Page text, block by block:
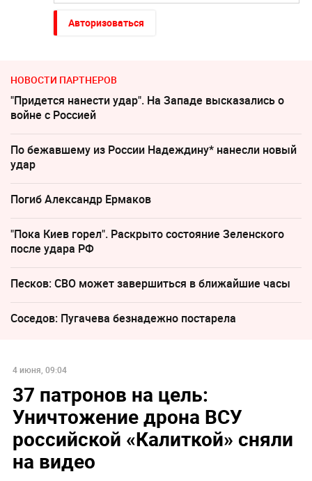
Авторизоваться
НОВОСТИ ПАРТНЕРОВ
"Придется нанести удар". На Западе высказались о
войне с Россией
По бежавшему из России Надеждину* нанесли новый
удар
Погиб Александр Ермаков
"Пока Киев горел". Раскрыто состояние Зеленского
после удара РФ
Песков: СВО может завершиться в ближайшие часы
Соседов: Пугачева безнадежно постарела
4 июня, 09:04
37 патронов на цель:
Уничтожение дрона ВСУ
российской «Калиткой» сняли
на видео